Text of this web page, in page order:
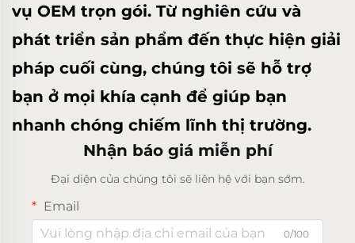
vụ OEM trọn gói. Từ nghiên cứu và
phát triển sản phẩm đến thực hiện giải
pháp cuối cùng, chúng tôi sẽ hỗ trợ
bạn ở mọi khía cạnh để giúp bạn
nhanh chóng chiếm lĩnh thị trường.
Nhận báo giá miễn phí
Đại diện của chúng tôi sẽ liên hệ với bạn sớm.
Email
0/100